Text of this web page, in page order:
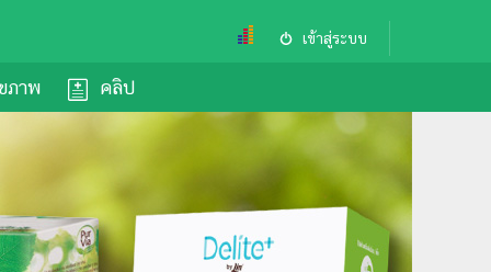
เข้าสู่ระบบ
ภาพ คลิป